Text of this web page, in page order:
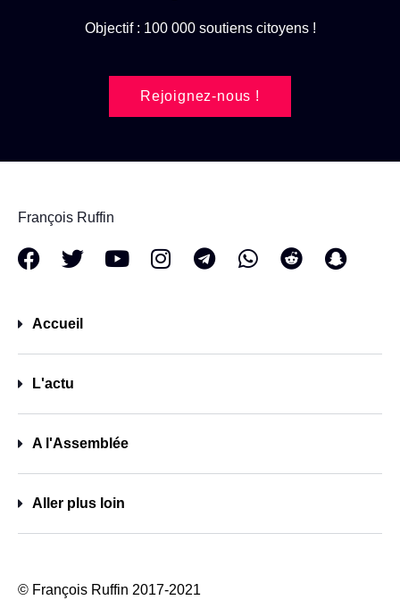
Objectif : 100 000 soutiens citoyens !
Rejoignez-nous !
François Ruffin
Accueil
L'actu
A l'Assemblée
Aller plus loin
© François Ruffin 2017-2021